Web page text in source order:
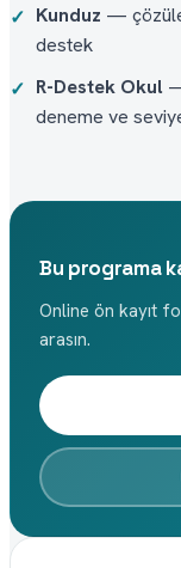
✓ Kunduz —
destek
✓ R-Destek Okul
deneme ve
Bu programa
Online ön kayıt
arasın.